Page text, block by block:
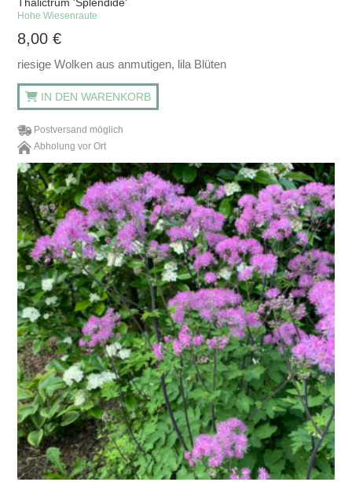
Hohe Wiesenraute
8,00€
riesige Wolken aus anmutigen, lila Blüten
IN DEN WARENKORB
Postversand möglich
Abholung vor Ort